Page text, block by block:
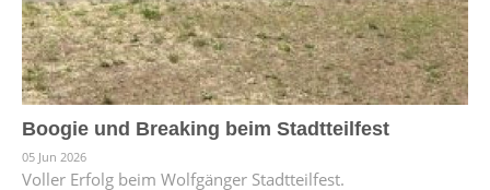
Boogie und Breaking beim Stadtteilfest
05 Jun 2026
Voller Erfolg beim Wolfgänger Stadtteilfest.